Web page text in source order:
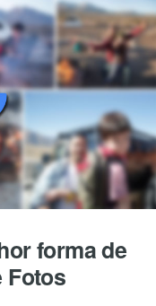
forma de
Fotos